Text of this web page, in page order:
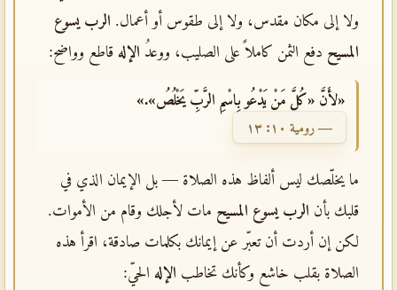
ولا إلى مكان مقدس، ولا إلى طقوس أو أعمال. الرب يسوع
المسيح دفع الثمن كاملاً على الصليب، ووعدُ الإله قاطع وواضح:
«لأَنَّ «كُلَّ مَنْ يَدْعُو بِاسْمِ الرَّبِّ يَخْلُصُ».»
— رومية ١٠: ١٣
ما يخلّصك ليس ألفاظ هذه الصلاة — بل الإيمان الذي في
قلبك بأن الرب يسوع المسيح مات لأجلك وقام من الأموات.
لكن إن أردت أن تعبّر عن إيمانك بكلمات صادقة، اقرأ هذه
الصلاة بقلب خاشع وكأنك تخاطب الإله الحيّ: